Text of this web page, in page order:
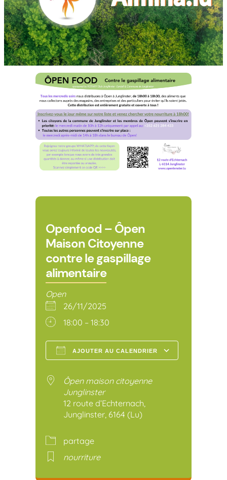
Openfood – Ôpen
Maison Citoyenne
contre le gaspillage
alimentaire
Open
26/11/2025
18:00 – 18:30
AJOUTER AU CALENDRIER
Ôpen maison citoyenne
Junglinster
12 route d’Echternach,
Junglinster, 6164 (Lu)
partage
nourriture